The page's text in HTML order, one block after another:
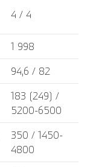
4 / 4
1 998
94,6 / 82
183 (249) /
5200-6500
350 / 1450-
4800